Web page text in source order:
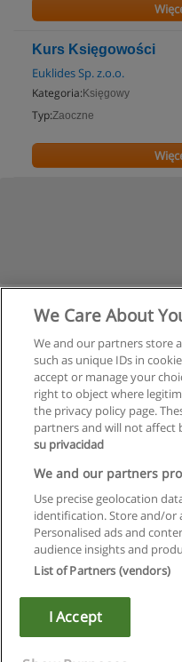
Kurs Księgowości
Euklides Sp. z.o.o.
Kategoria: Księgowy
Typ:Zaoczne
Polityka
Copyright © Educaedu
We Care About
We and our partners store
such as unique IDs in
accept or manage your
right to object where
the privacy policy page.
partners and will not affect
su privacidad
We and our partners
Use precise geolocation
identification. Store and/or
Personalised ads and
audience insights and
List of Partners (vendors)
I Accept